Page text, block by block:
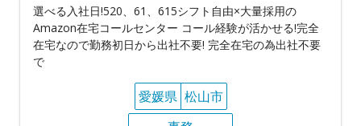
選べる入社日!520、61、615シフト自由×大量採用の
Amazon在宅コールセンター コール経験が活かせる!完全
在宅なので勤務初日から出社不要! 完全在宅の為出社不要
で
愛媛県 松山市